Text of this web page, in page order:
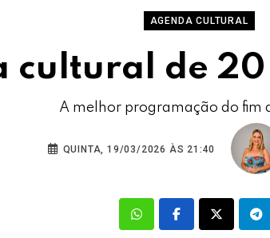
AGENDA CULTURAL
cultural de
A melhor programação do fim
QUINTA, 19/03/2026 ÀS 21:40